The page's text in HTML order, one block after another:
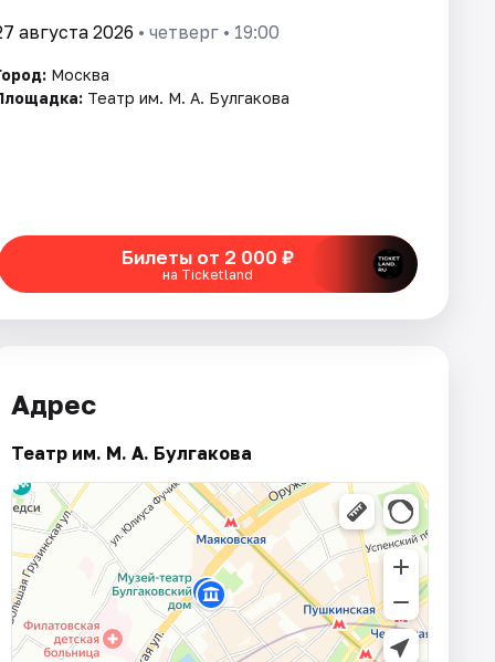
августа 2026 • четверг • 19:00
Москва
Театр им. М. А. Булгакова
Билеты от 2 000 ₽
на Ticketland
Адрес
Театр им. М. А. Булгакова